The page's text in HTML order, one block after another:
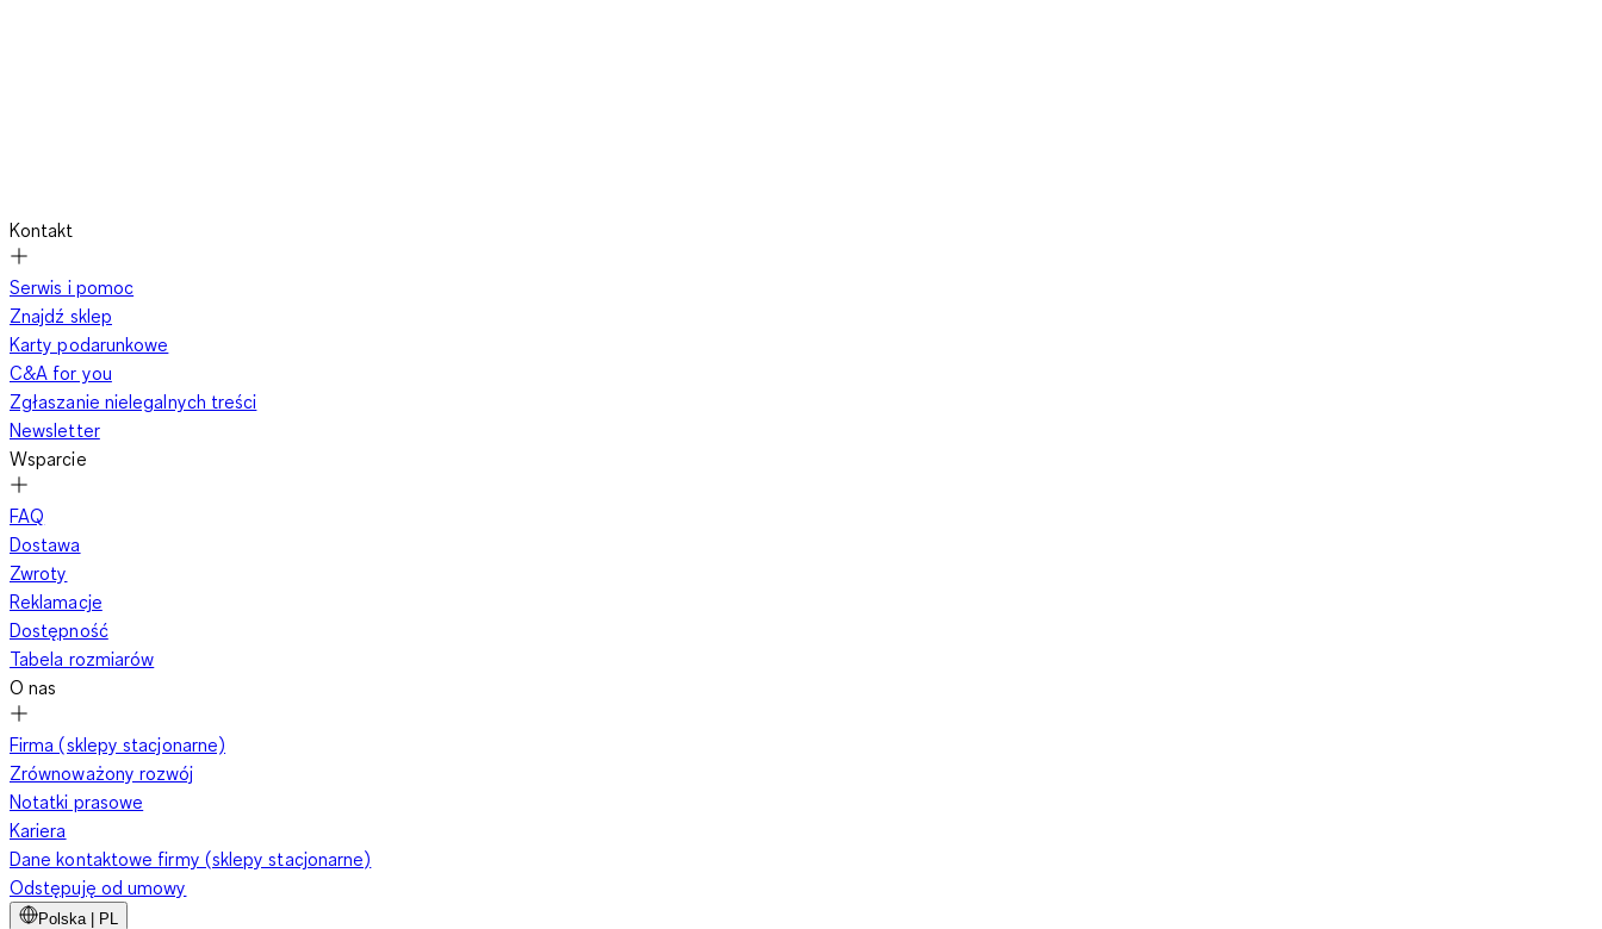
Kontakt
Serwis i pomoc
Znajdź sklep
Karty podarunkowe
C&A for you
Zgłaszanie nielegalnych treści
Newsletter
Wsparcie
FAQ
Dostawa
Zwroty
Reklamacje
Dostępność
Tabela rozmiarów
O nas
Firma (sklepy stacjonarne)
Zrównoważony rozwój
Notatki prasowe
Kariera
Dane kontaktowe firmy (sklepy stacjonarne)
Odstępuję od umowy
Polska | PL